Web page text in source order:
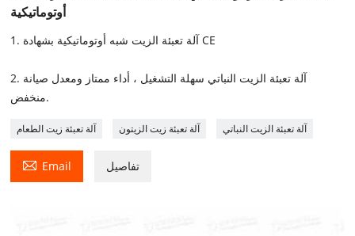
أوتوماتيكية
1. آلة تعبئة الزيت شبه أوتوماتيكية بشهادة CE
2. آلة تعبئة الزيت النباتي سهلة التشغيل ، أداء ممتاز ومعدل صيانة
منخفض.
آلة تعبئة زيت الطعام آلة تعبئة زيت الزيتون آلة تعبئة الزيت النباتي
 Email تفاصيل